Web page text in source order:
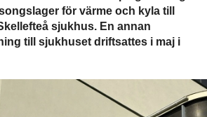
för värme och kyla till
sjukhus. En annan
till sjukhuset driftsattes i maj i